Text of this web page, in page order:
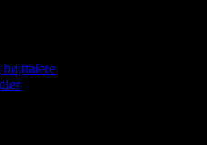
højttalere